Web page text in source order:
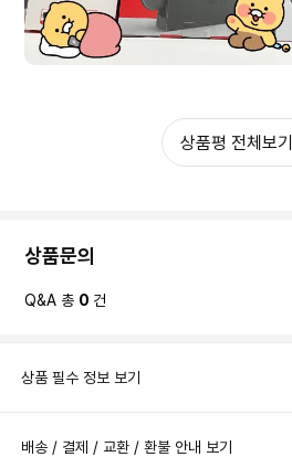
상품평 전체보기
상품문의
Q&A 총 0 건
상품 필수 정보 보기
배송 / 결제 / 교환 / 환불 안내 보기